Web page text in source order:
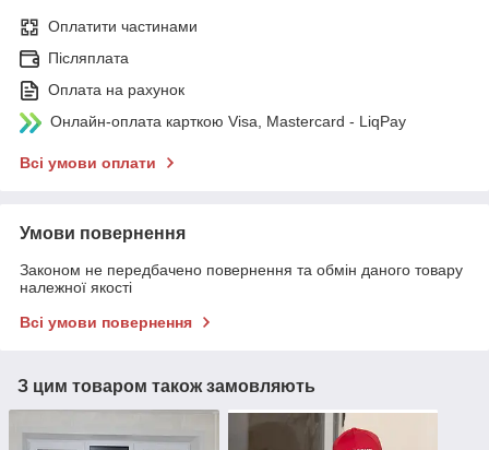
Оплатити частинами
Післяплата
Оплата на рахунок
Онлайн-оплата карткою Visa, Mastercard - LiqPay
Всі умови оплати
Умови повернення
Законом не передбачено повернення та обмін даного товару
належної якості
Всі умови повернення
З цим товаром також замовляють